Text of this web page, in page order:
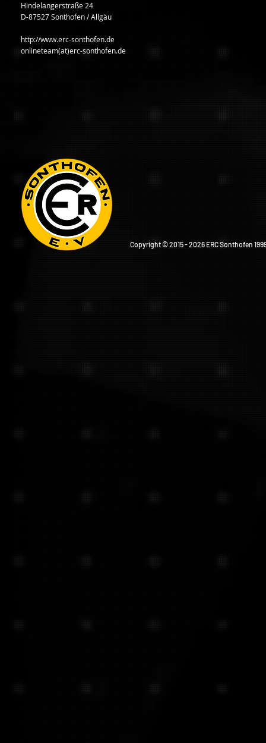
Hindelangerstraße 24
D-87527 Sonthofen / Allgäu
http://www.erc-sonthofen.de
onlineteam(at)erc-sonthofen.de
Copyright © 2015 - 2026 ERC Sonthofen